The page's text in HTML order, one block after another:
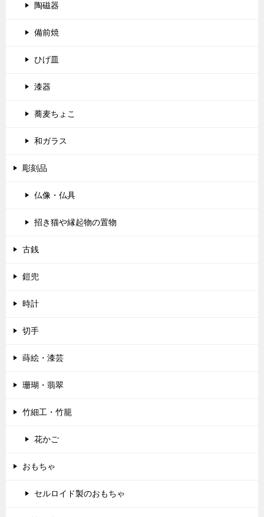
陶磁器
備前焼
ひげ皿
漆器
蕎麦ちょこ
和ガラス
彫刻品
仏像・仏具
招き猫や縁起物の置物
古銭
鎧兜
時計
切手
蒔絵・漆芸
珊瑚・翡翠
竹細工・竹籠
花かご
おもちゃ
セルロイド製のおもちゃ